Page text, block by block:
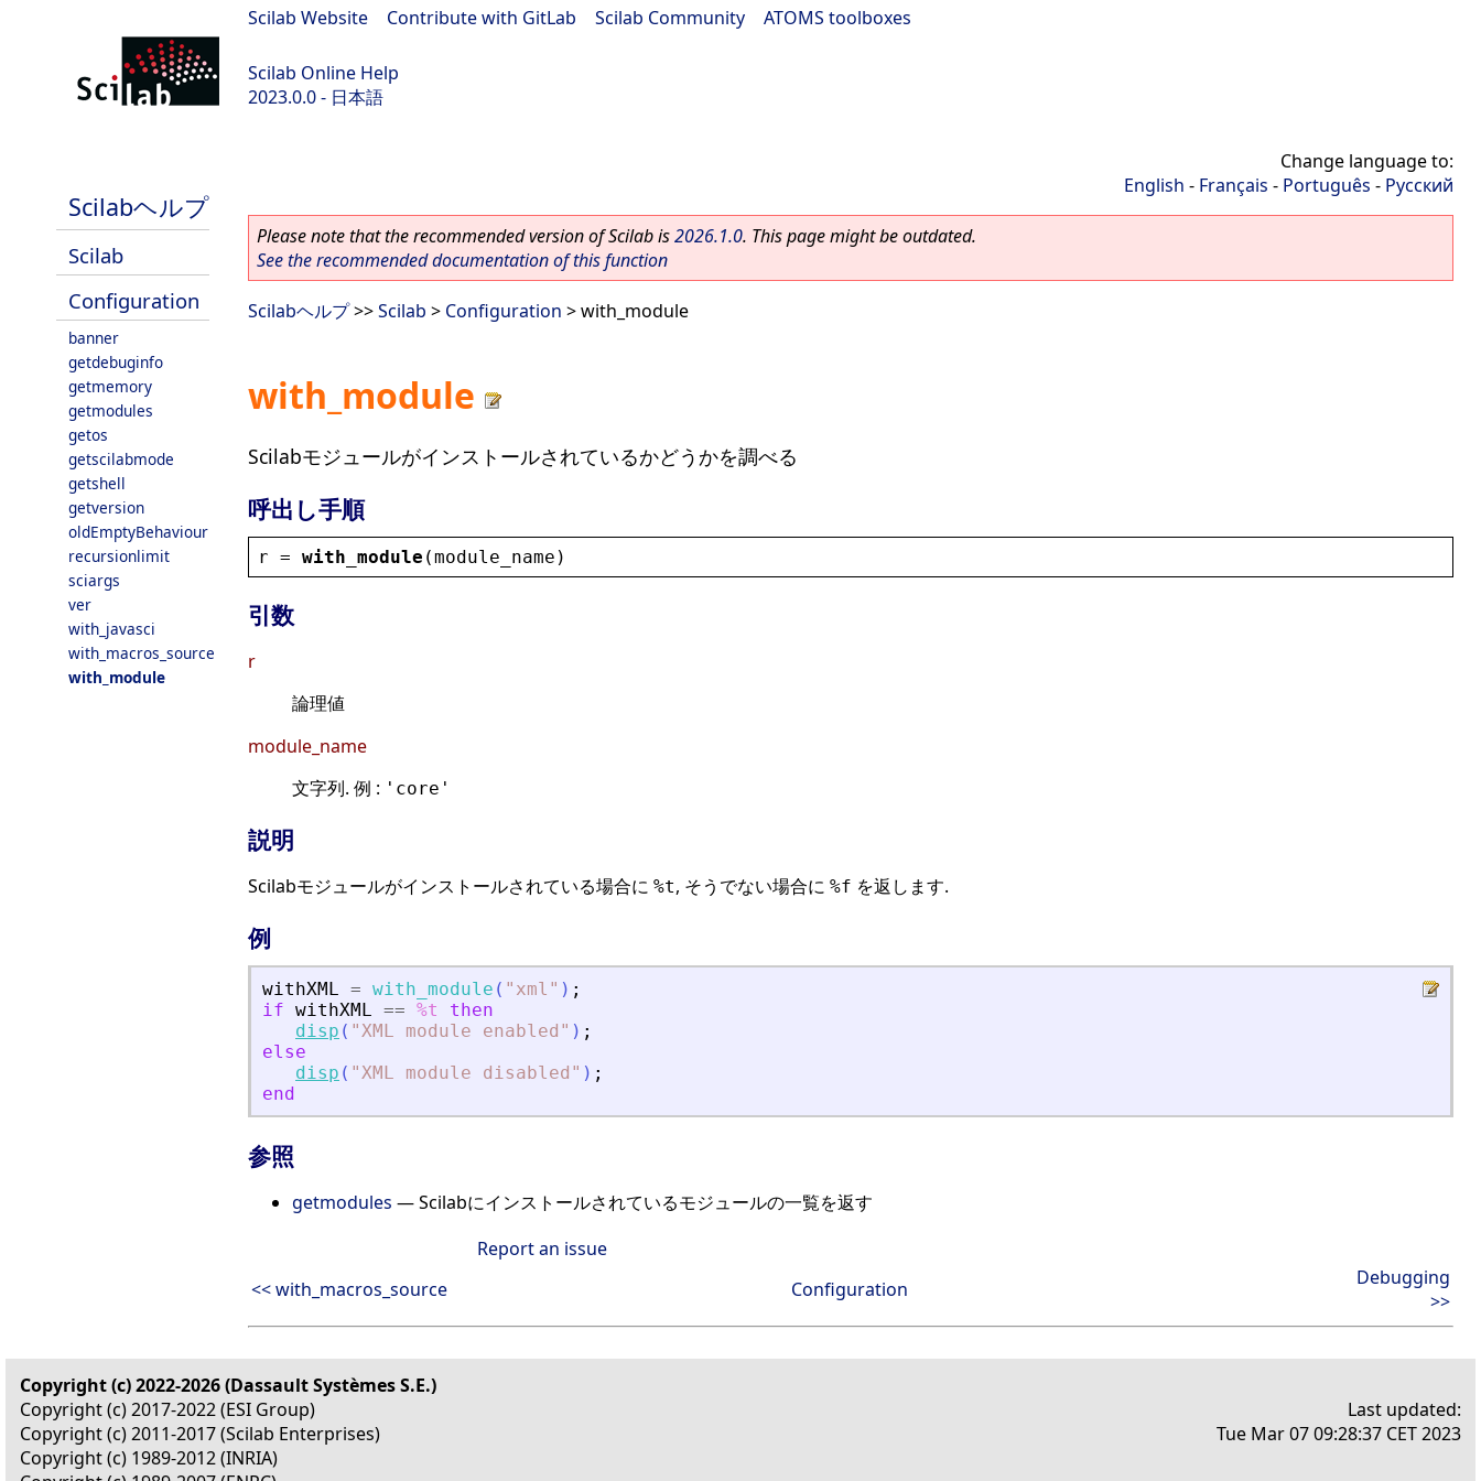
Scilab Website Contribute with GitLab Scilab Community ATOMS toolboxes
Scilab Online Help
2023.0.0 - 日本語
Scilabヘルプ
Scilab
Configuration
banner
getdebuginfo
getmemory
getmodules
getos
getscilabmode
getshell
getversion
oldEmptyBehaviour
recursionlimit
sciargs
ver
with_javasci
with_macros_source
with_module
Change language to:
English - Français - Português - Русский
Please note that the recommended version of Scilab is2026.1.0. This page might be outdated.
See the recommended documentation of this function
Scilabヘルプ>>Scilab > Configuration > with_module
with_module
Scilabモジュールがインストールされているかどうかを調べる
呼出し手順
r = with_module (module_name )
引数
r
論理値
module_name
文字列. 例 : 'core'
説明
Scilabモジュールがインストールされている場合に %t, そうでない場合に %f を返します.
例
withXML = with_module ( " xml " ) ;
if withXML == %t
then
disp ( "XML module enabled " ) ;
else
disp ( "XML module disabled " ) ;
end
参照
getmodules — Scilabにインストールされているモジュールの一覧を返す
Report an issue
<< with_macros_source
Configuration
Debugging
>>
Copyright (c) 2022-2026 (Dassault Systèmes S.E.)
Copyright (c) 2017-2022 (ESI Group)
Copyright (c) 2011-2017 (Scilab Enterprises)
Copyright (c) 1989-2012 (INRIA)
Last updated:
Tue Mar 07 09:28:37 CET 2023